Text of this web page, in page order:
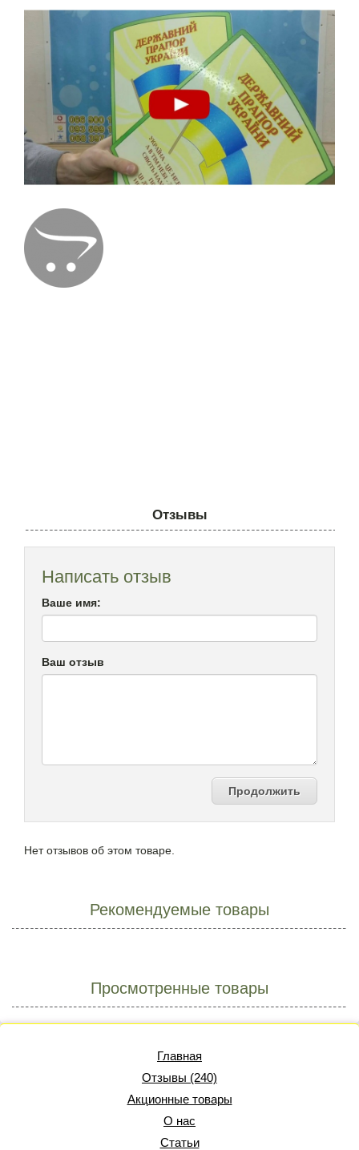
Отзывы
Написать отзыв
Ваше имя:
Ваш отзыв
Продолжить
Нет отзывов об этом товаре.
Рекомендуемые товары
Просмотренные товары
Главная
Отзывы (240)
Акционные товары
О нас
Статьи